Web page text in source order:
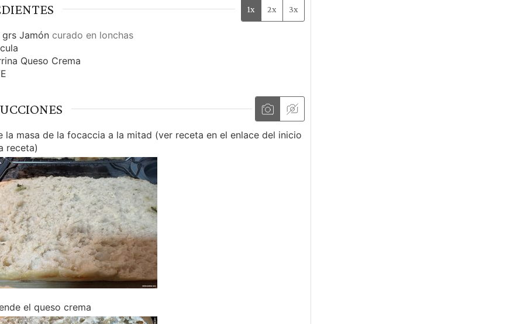
1x 2x 3x
grs Jamón curado en lonchas
Queso Crema
la masa de la focaccia a la mitad (ver receta en el enlace del inicio
receta)
el queso crema